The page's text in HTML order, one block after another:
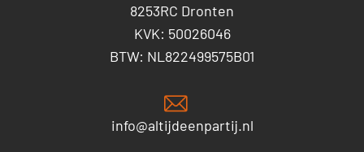
8253RC Dronten
KVK: 50026046
BTW: NL822499575B01
info@altijdeenpartij.nl